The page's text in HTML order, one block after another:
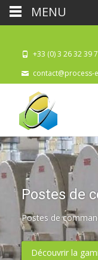
+33 (0) 3 26 32 39
contact@process-
Postes de
Découvrir la
MENU